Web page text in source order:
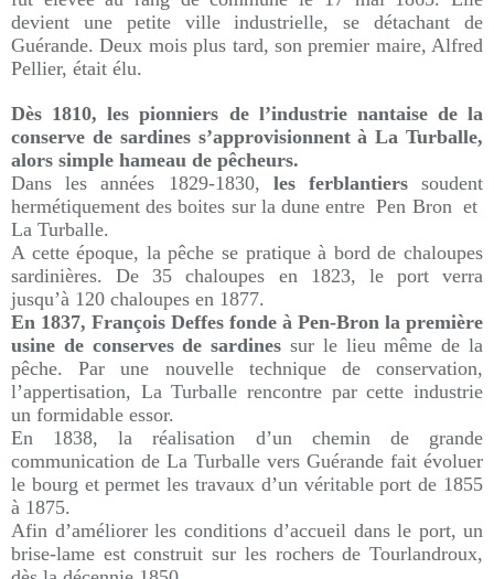
devient une petite ville industrielle, se détachant de
Guérande. Deux mois plus tard, son premier maire, Alfred
Pellier, était élu.
Dès 1810, les pionniers de l’industrie nantaise de la
conserve de sardines s’approvisionnent à La Turballe,
alors simple hameau de pêcheurs.
Dans les années 1829-1830, les ferblantierssoudent
hermétiquement des boites sur la dune entre Pen Bron et
La Turballe.
A cette époque, la pêche se pratique à bord de chaloupes
sardinières. De 35 chaloupes en 1823, le port verra
jusqu’à 120 chaloupes en 1877.
En 1837, François Deffes fonde à Pen-Bron la première
usine de conserves de sardines sur le lieu même de la
pêche.
Par une nouvelle technique de conservation,
l’appertisation, La Turballe rencontre par cette industrie
un formidable essor.
En 1838, la réalisation d’un chemin de grande
communication de La Turballe vers Guérande fait évoluer
le bourg et permet les travaux d’un véritable port de 1855
à 1875.
Afin d’améliorer les conditions d’accueil dans le port, un
brise-lame est construit sur les rochers de Tourlandroux,